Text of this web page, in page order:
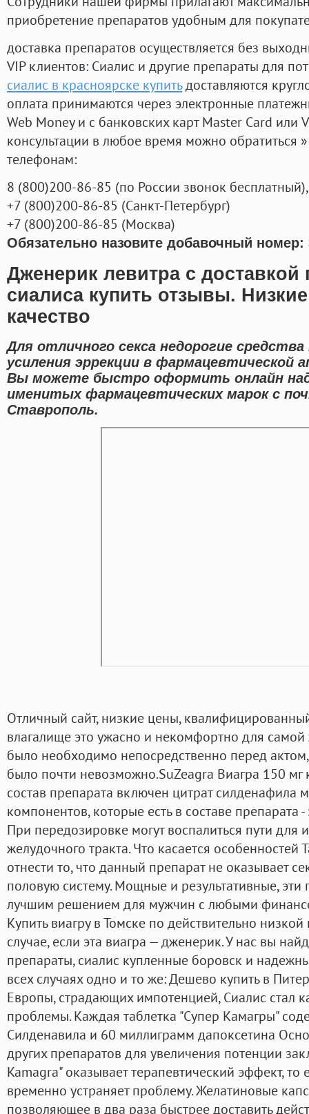
приобретение препаратов удобным для
доставка препаратов осуществляется без
VIP клиентов: Сиалис и другие препараты для
сиалис в красноярске купитьдоставляются
оплата принимаются через электронные
Web Money и с банковских карт Master Card или
консультации в любое время можно обратиться
телефонам:
8 (800)200-86-85 (по России звонок бесплатный),
+7 (800)200-86-85 (Санкт-Петербург)
+7 (800)200-86-85 (Москва)
Обязательно назовите добавочный номер:
Дженерик левитра с доставкой
сиалиса купить отзывы.
качество
Для отличного секса недорогие
усиления эррекции в фармацевтической
Вы можете быстро оформить онлайн
именитых фармацевтических марок с
Ставрополь.
Отличный сайт, низкие цены,
влагалище это ужасно и некомфортно для
было необходимо непосредственно перед
было почти невозможно.SuZeagra Виагра 150 мг
состав препарата включен цитрат силденафила
компонентов, которые есть в составе
При передозировке могут воспалиться пути
желудочного тракта. Что касается
отнести то, что данный препарат не оказывает
половую систему. Мощные и результативные, эти
лучшим решением для мужчин с любыми
Купить виагру в Томске по действительно
случае, если эта виагра — дженерик. У нас вы
препараты, сиалис купленные боровск и
всех случаях одно и то же: Дешево купить в
Европы, страдающих импотенцией, Сиалис стал
проблемы. Каждая таблетка "Супер Камагры"
Силденавила и 60 миллиграмм дапоксетина
других препаратов для увеличения потенции
Kamagra" оказывает терапевтический эффект, то
временно устраняет проблему. Желатиновые
позволяющее в два раза быстрее доставить